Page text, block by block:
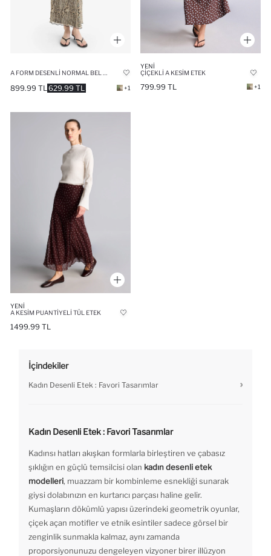
629.99 TL
899.99 TL +1
YENI
ÇIÇEKLI A KESIM ETEK
799.99 TL +1
YENI
A KESIM PUANTIYELI TÜL ETEK
1499.99 TL
İçindekiler
Kadın Desenli Etek : Favori Tasarımlar
Kadın Desenli Etek : Favori Tasarımlar
Kadınsı hatları akışkan formlarla birleştiren ve çabasız
şıklığın en güçlü temsilcisi olan kadın desenli etek
modelleri, muazzam bir kombinleme esnekliği sunarak
giysi dolabınızın en kurtarıcı parçası haline gelir.
Kumaşların dökümlü yapısı üzerindeki geometrik oyunlar,
çiçek açan motifler ve etnik esintiler sadece görsel bir
zenginlik sunmakla kalmaz, aynı zamanda
proporsiyonunuzu dengeleyen vizyoner birer illüzyon